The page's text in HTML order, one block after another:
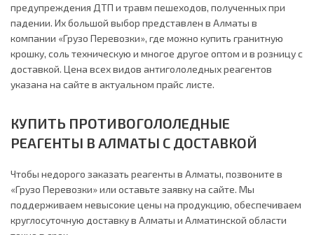
предупреждения ДТП и травм пешеходов, полученных при
падении. Их большой выбор представлен в Алматы в
компании «Грузо Перевозки», где можно купить гранитную
крошку, соль техническую и многое другое оптом и в розницу с
доставкой. Цена всех видов антигололедных реагентов
указана на сайте в актуальном прайс листе.
КУПИТЬ ПРОТИВОГОЛОЛЕДНЫЕ
РЕАГЕНТЫ В АЛМАТЫ С ДОСТАВКОЙ
Чтобы недорого заказать реагенты в Алматы, позвоните в
«Грузо Перевозки» или оставьте заявку на сайте. Мы
поддерживаем невысокие цены на продукцию, обеспечиваем
круглосуточную доставку в Алматы и Алматинской области